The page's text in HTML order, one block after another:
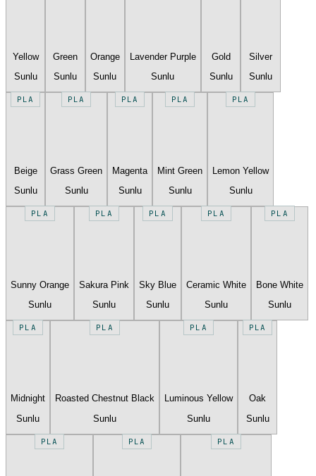
Yellow
Sunlu
Green
Sunlu
Orange
Sunlu
Lavender Purple
Sunlu
Gold
Sunlu
Silver
Sunlu
PLA
Beige
Sunlu
PLA
Grass Green
Sunlu
PLA
Magenta
Sunlu
PLA
Mint Green
Sunlu
PLA
Lemon Yellow
Sunlu
PLA
Sunny Orange
Sunlu
PLA
Sakura Pink
Sunlu
PLA
Sky Blue
Sunlu
PLA
Ceramic White
Sunlu
PLA
Bone White
Sunlu
PLA
Midnight
Sunlu
PLA
Roasted Chestnut Black
Sunlu
PLA
Luminous Yellow
Sunlu
PLA
Oak
Sunlu
PLA PLA PLA